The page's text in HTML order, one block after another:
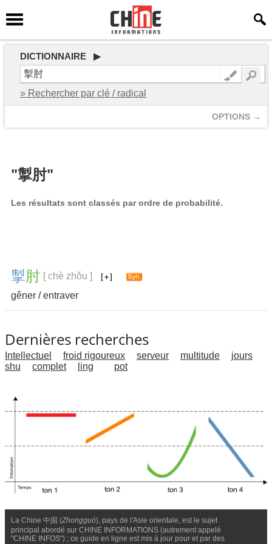
DICTIONNAIRE ▶
» Rechercher par clé / radical
OPTIONS →
"掣肘"
Les résultats sont classés par ordre de probabilité.
掣肘 [ chè zhǒu ]
gêner /entraver
Dernières recherches
Intellectuel froid rigoureux serveur multitude
jours
shu
complet ling pot
La Chine 中国 (Zhongguó), pays de l'Asie orientale, est le sujet
principal abordé sur CHINE INFORMATIONS (autrement appelé
"CHINE INFOS") ; ce guide en ligne est mis à jour pour et par des